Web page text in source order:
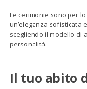
Le cerimonie sono per
un’eleganza sofisticata
scegliendo il modello di
personalità.
Il tuo abito